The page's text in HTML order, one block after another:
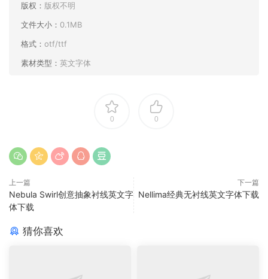
版权： 版权不明
文件大小： 0.1MB
格式： otf/ttf
素材类型： 英文字体
0 0
上一篇
Nebula Swirl创意抽象衬线英文字
体下载
下一篇
Nellima经典无衬线英文字体下载
猜你喜欢